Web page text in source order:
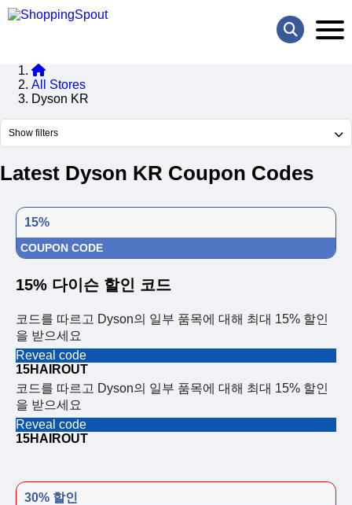
All Stores
Dyson KR
Show filters
Latest Dyson KR Coupon Codes
15%
COUPON CODE
15% 다이슨 할인 코드
코드를 따르고 Dyson의 일부 품목에 대해 최대 15% 할인
을 받으세요
Reveal code
15HAIROUT
코드를 따르고 Dyson의 일부 품목에 대해 최대 15% 할인
을 받으세요
Reveal code
15HAIROUT
30% 할인